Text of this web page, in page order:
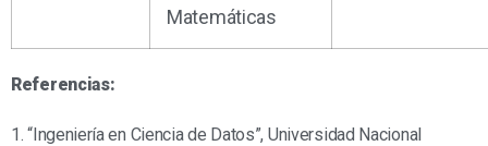
Matemáticas
Referencias:
1. “Ingeniería en Ciencia de Datos”, Universidad Nacional